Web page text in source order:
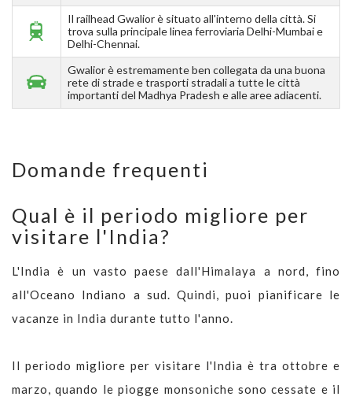
Il railhead Gwalior è situato all'interno della città. Si
trova sulla principale linea ferroviaria Delhi-Mumbai e
Delhi-Chennai.
Gwalior è estremamente ben collegata da una buona
rete di strade e trasporti stradali a tutte le città
importanti del Madhya Pradesh e alle aree adiacenti.
Domande frequenti
Qual è il periodo migliore per
visitare l'India?
L'India è un vasto paese dall'Himalaya a nord, fino
all'Oceano Indiano a sud. Quindi, puoi pianificare le
vacanze in India durante tutto l'anno.
Il periodo migliore per visitare l'India è tra ottobre e
marzo, quando le piogge monsoniche sono cessate e il